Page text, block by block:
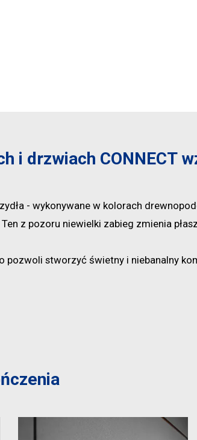
i drzwiach CONNECT
- wykonywane w kolorach
z pozoru niewielki zabieg zmienia
pozwoli stworzyć świetny i niebanalny